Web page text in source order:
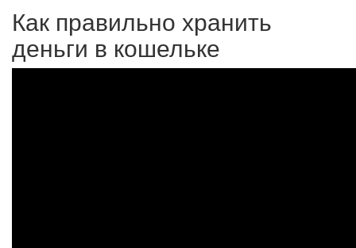
Как правильно хранить
деньги в кошельке